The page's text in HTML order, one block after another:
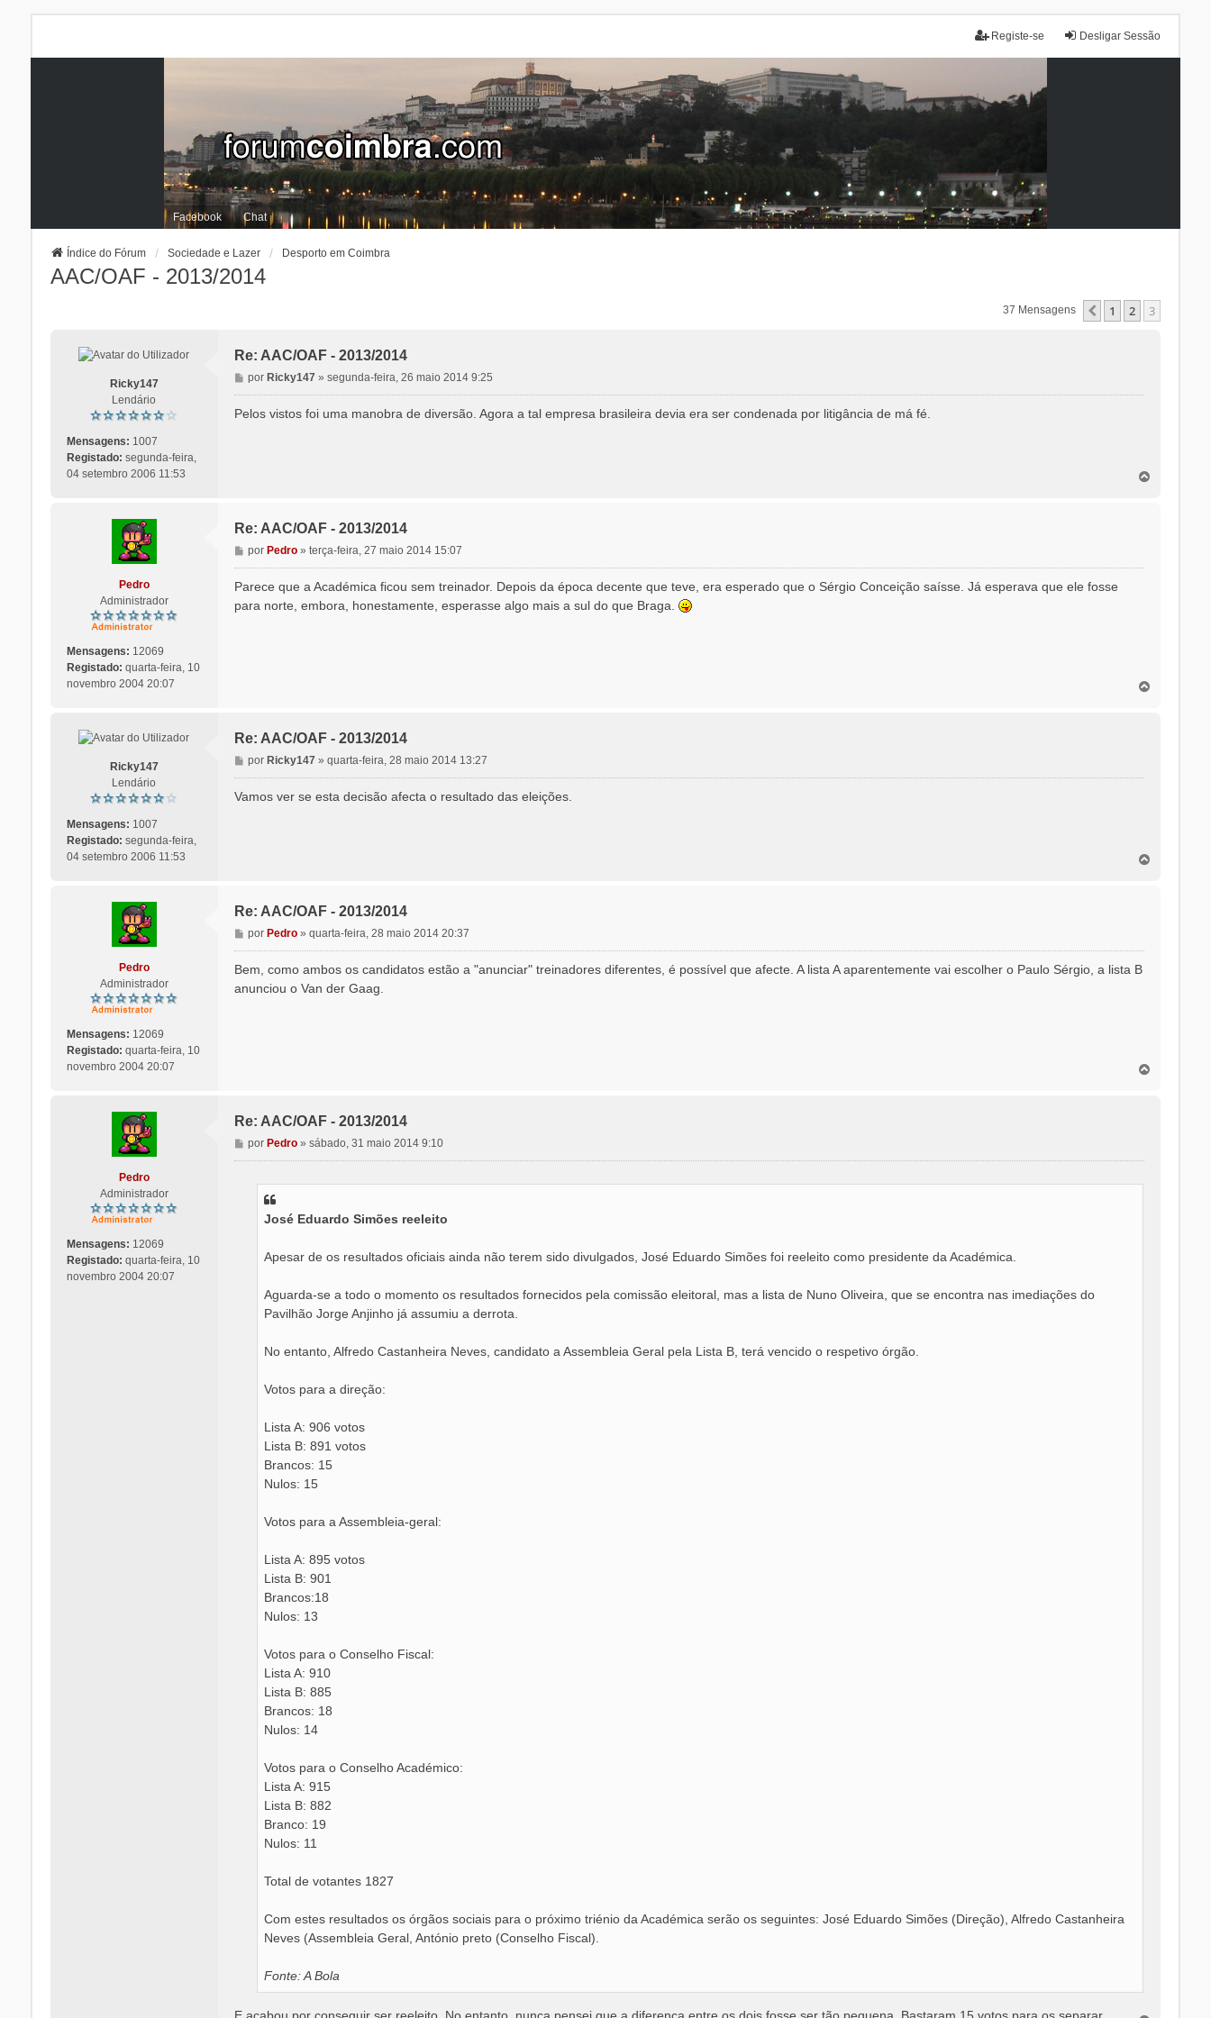
Desligar Sessão
Registe-se
Facebook Chat
Índice do Fórum Sociedade e Lazer Desporto em Coimbra
AAC/OAF - 2013/2014
37 Mensagens Anterior
1 2 3
Ricky147
Lendário
Mensagens: 1007
Registado: segunda-feira,
04 setembro 2006 11:53
Re: AAC/OAF - 2013/2014
M
e
n
porRicky147 »segunda-feira, 26 maio 2014 9:25
Pelos vistos foi uma manobra de diversão. Agora a tal empresa brasileira devia era ser condenada por litigância de má fé.
Pedro
Administrador
Mensagens: 12069
Registado: quarta-feira, 10
novembro 2004 20:07
Re: AAC/OAF - 2013/2014
M
e
a
porPedro »terça-feira, 27 maio 2014 15:07
Parece que a Académica ficou sem treinador. Depois da época decente que teve, era esperado que o Sérgio Conceição saísse. Já esperava que ele fosse
para norte, embora, honestamente, esperasse algo mais a sul do que Braga.
Ricky147
Lendário
Mensagens: 1007
Registado: segunda-feira,
04 setembro 2006 11:53
Re: AAC/OAF - 2013/2014
M
e
porRicky147 »quarta-feira, 28 maio 2014 13:27
Vamos ver se esta decisão afecta o resultado das eleições.
Pedro
Administrador
Mensagens: 12069
Registado: quarta-feira, 10
novembro 2004 20:07
Re: AAC/OAF - 2013/2014
M
e
a
porPedro »quarta-feira, 28 maio 2014 20:37
Bem, como ambos os candidatos estão a "anunciar" treinadores diferentes, é possível que afecte. A lista A aparentemente vai escolher o Paulo Sérgio, a lista B
anunciou o Van der Gaag.
Pedro
Administrador
Mensagens: 12069
Registado: quarta-feira, 10
novembro 2004 20:07
Re: AAC/OAF - 2013/2014
M
e
porPedro »sábado, 31 maio 2014 9:10
José Eduardo Simões reeleito
Apesar de os resultados oficiais ainda não terem sido divulgados, José Eduardo Simões foi reeleito como presidente da Académica.
Aguarda-se a todo o momento os resultados fornecidos pela comissão eleitoral, mas a lista de Nuno Oliveira, que se encontra nas imediações do
Pavilhão Jorge Anjinho já assumiu a derrota.
No entanto, Alfredo Castanheira Neves, candidato a Assembleia Geral pela Lista B, terá vencido o respetivo órgão.
Votos para a direção:
Lista A: 906 votos
Lista B: 891 votos
Brancos: 15
Nulos: 15
Votos para a Assembleia-geral:
Lista A: 895 votos
Lista B: 901
Brancos:18
Nulos: 13
Votos para o Conselho Fiscal:
Lista A: 910
Lista B: 885
Brancos: 18
Nulos: 14
Votos para o Conselho Académico:
Lista A: 915
Lista B: 882
Branco: 19
Nulos: 11
Total de votantes 1827
Com estes resultados os órgãos sociais para o próximo triénio da Académica serão os seguintes: José Eduardo Simões (Direção), Alfredo Castanheira
Neves (Assembleia Geral, António preto (Conselho Fiscal).
Fonte: A Bola
E acabou por conseguir ser reeleito. No entanto, nunca pensei que a diferença entre os dois fosse ser tão pequena. Bastaram 15 votos para os separar.